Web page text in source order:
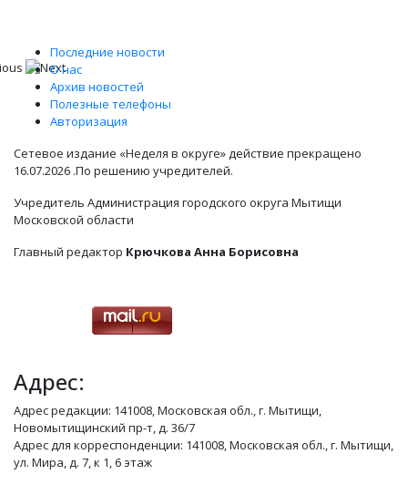
Последние новости
О нас
Архив новостей
Полезные телефоны
Авторизация
Сетевое издание «Неделя в округе» действие прекращено
16.07.2026 .По решению учредителей.
Учредитель Администрация городского округа Мытищи
Московской области
Главный редактор Крючкова Анна Борисовна
Адрес:
Адрес редакции: 141008, Московская обл., г. Мытищи,
Новомытищинский пр-т, д. 36/7
Адрес для корреспонденции: 141008, Московская обл., г. Мытищи,
ул. Мира, д. 7, к 1, 6 этаж